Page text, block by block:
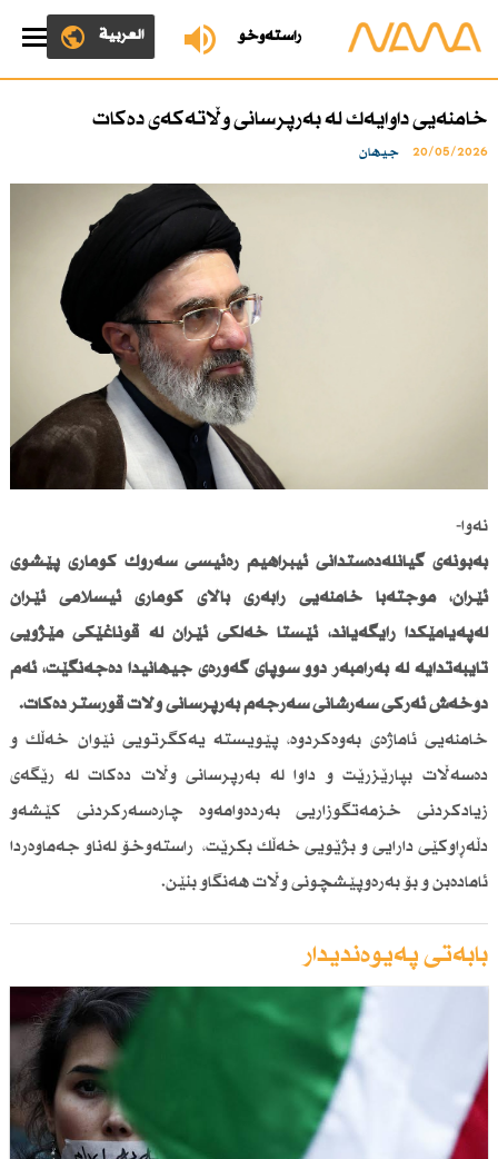
ڕاستەوخۆ العربية
خامنەیی داوایەك لە بەرپرسانی وڵاتەكەی دەكات
20/05/2026 جیهان
نەوا-
بەبۆنەی گیانلەدەستدانی ئیبراهیم رەئیسی سەرۆك كۆماری پێشوی
ئێران، موجتەبا خامنەیی رابەری باڵای كۆماری ئیسلامی ئێران
لەپەیامێكدا رایگەیاند، ئێستا خەڵكی ئێران لە قۆناغێكی مێژویی
تایبەتدایە لە بەرامبەر دوو سوپای گەورەی جیهانیدا دەجەنگێت، ئەم
دۆخەش ئەركی سەرشانی سەرجەم بەرپرسانی وڵات قورستر دەكات.
خامنەیی ئاماژەی بەوەكردوە، پێویستە یەكگرتویی نێوان خەڵك و
دەسەڵات بپارێزرێت و داوا لە بەرپرسانی وڵات دەكات لە رێگەی
زیادكردنی خزمەتگوزاریی بەردەوامەوە چارەسەركردنی كێشەو
دڵەڕاوكێی دارایی و بژێویی خەڵك بكرێت، راستەوخۆ لەناو جەماوەردا
ئامادەبن و بۆ بەرەوپێشچونی وڵات هەنگاو بنێن.
بابەتی پەیوەندیدار